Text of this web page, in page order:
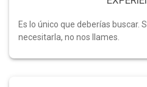
Es lo único que deberías buscar.
necesitarla, no nos llames.